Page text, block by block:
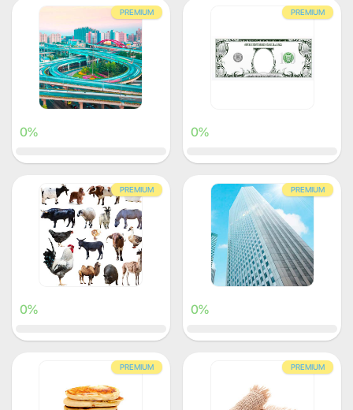
PREMIUM
0%
PREMIUM
0%
PREMIUM
0%
PREMIUM
0%
PREMIUM PREMIUM